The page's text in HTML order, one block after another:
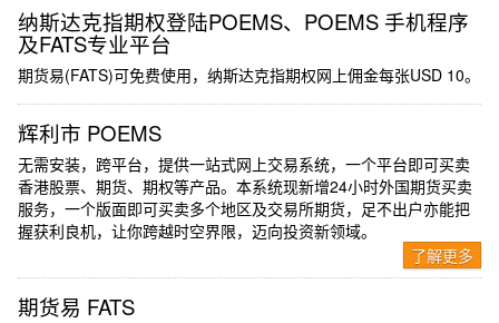
纳斯达克指期权登陆POEMS、POEMS 手机程序
及FATS专业平台
期货易(FATS)可免费使用，纳斯达克指期权网上佣金每张USD 10。
辉利市 POEMS
无需安装，跨平台，提供一站式网上交易系统，一个平台即可买卖
香港股票、期货、期权等产品。本系统现新增24小时外国期货买卖
服务，一个版面即可买卖多个地区及交易所期货，足不出户亦能把
握获利良机，让你跨越时空界限，迈向投资新领域。
了解更多
期货易 FATS